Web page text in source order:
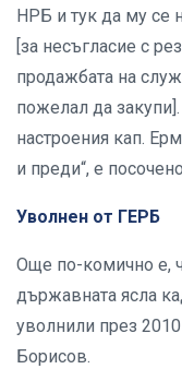
НРБ и тук да му се
[за несъгласие с
продажбата на
пожелал да
настроения кап.
и преди“, е
Уволнен от ГЕРБ
Още по-комично е,
държавната ясла
уволнили през
Борисов.